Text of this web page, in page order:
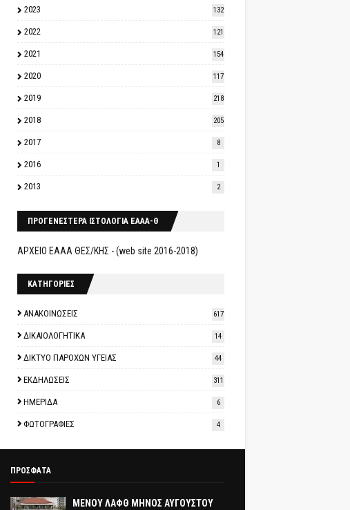
2023 132
2022 121
2021 154
2020 117
2019 218
2018 205
2017 8
2016 1
2013 2
ΠΡΟΓΕΝΕΣΤΕΡΑ ΙΣΤΟΛΟΓΙΑ ΕΑΑΑ-Θ
ΑΡΧΕΙΟ ΕΑΑΑ ΘΕΣ/ΚΗΣ - (web site 2016-2018)
ΚΑΤΗΓΟΡΙΕΣ
ΑΝΑΚΟΙΝΩΣΕΙΣ 617
ΔΙΚΑΙΟΛΟΓΗΤΙΚΑ 14
ΔΙΚΤΥΟ ΠΑΡΟΧΩΝ ΥΓΕΙΑΣ 44
ΕΚΔΗΛΩΣΕΙΣ 311
ΗΜΕΡΙΔΑ 6
ΦΩΤΟΓΡΑΦΙΕΣ 4
ΠΡΟΣΦΑΤΑ
ΜΕΝΟΥ ΛΑΦΘ ΜΗΝΟΣ ΑΥΓΟΥΣΤΟΥ